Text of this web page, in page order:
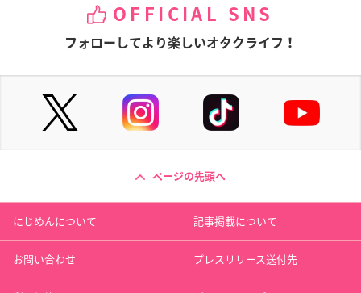
OFFICIAL SNS
フォローしてより楽しいオタクライフ！
ページの先頭へ
にじめんについて 記事掲載について
お問い合わせ プレスリリース送付先